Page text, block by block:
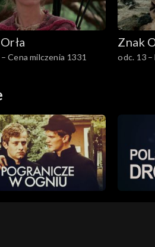
Cena milczenia 1331
Znak
odc. 13